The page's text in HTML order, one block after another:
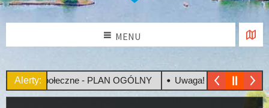
MENU
Alerty:
Społeczne - PLAN OGÓLNY Uwaga! Upały